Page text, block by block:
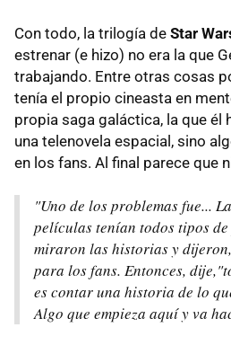
Con todo, la trilogía de Star
estrenar (e hizo) no era la que
trabajando. Entre otras cosas
tenía el propio cineasta en
propia saga galáctica, la que él
una telenovela espacial, sino
en los fans. Al final parece que
"Uno de los problemas fue...
películas tenían todos tipos
miraron las historias y
para los fans. Entonces,
es contar una historia de lo
Algo que empieza aquí y va